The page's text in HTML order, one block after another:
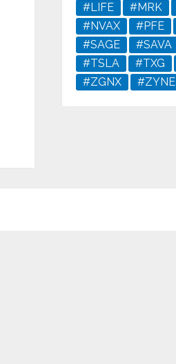
#LIFE
#MRK
#NVAX
#PFE
#SAGE
#SAVA
#TSLA
#TXG
#ZGNX
#ZYNE